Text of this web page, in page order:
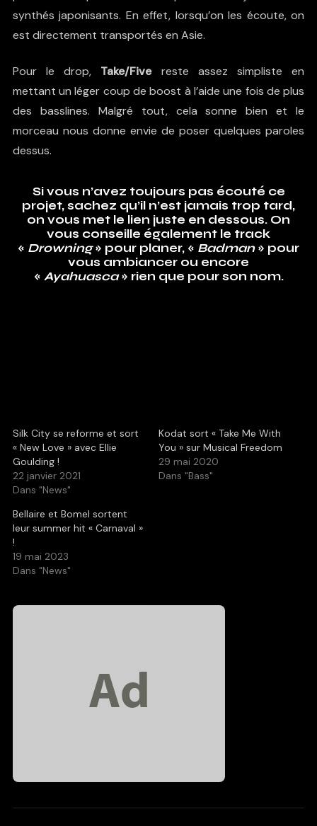
synthés japonisants. En effet, lorsqu’on les écoute, on
est directement transportés en Asie.
Pour le drop, Take/Fivereste assez simpliste en
mettant un léger coup de boost à l’aide une fois de plus
des basslines. Malgré tout, cela sonne bien et le
morceau nous donne envie de poser quelques paroles
dessus.
Si vous n’avez toujours pas écouté ce
projet, sachez qu’il n’est jamais trop tard,
on vous met le lien juste en dessous. On
vous conseille également le track
« Drowning» pour planer, « Badman» pour
vous ambiancer ou encore
« Ayahuasca» rien que pour son nom.
Silk City se reforme et sort
« New Love » avec Ellie
Goulding !
22 janvier 2021
Dans "News"
Kodat sort « Take Me With
You » sur Musical Freedom
29 mai 2020
Dans "Bass"
Bellaire et Bomel sortent
leur summer hit « Carnaval »
!
19 mai 2023
Dans "News"